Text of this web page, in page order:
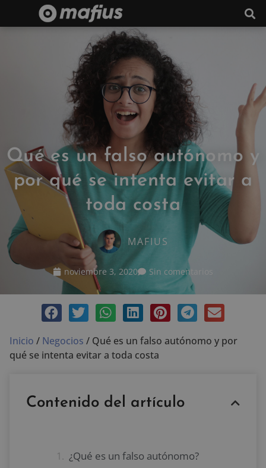
Qué es un falso autónomo y
por qué se intenta evitar a
toda costa
MAFIUS
noviembre 3, 2020 Sin comentarios
Inicio / Negocios / Qué es un falso autónomo y por
qué se intenta evitar a toda costa
Contenido del artículo
¿Qué es un falso autónomo?